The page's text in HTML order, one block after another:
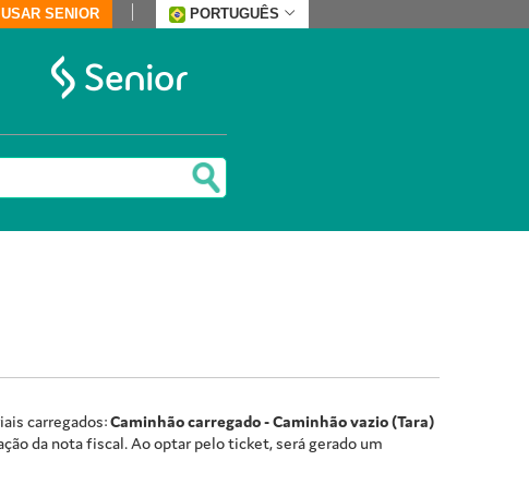
SENIOR PORTUGUÊS
carregados:Caminhão carregado - Caminhão vazio (Tara)
da nota fiscal. Ao optar pelo ticket, será gerado um